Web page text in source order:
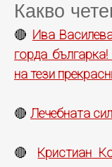
Какво
🔴 Ива
горда
на тези
🔴 Лечебната
🔴 Кристиан